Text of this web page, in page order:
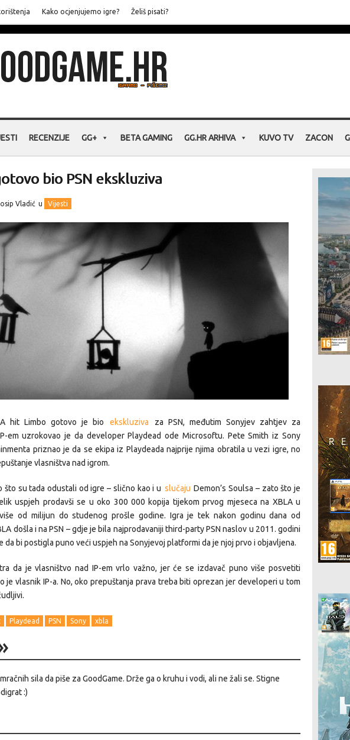
Kako ocjenjujemo igre? Želiš pisati?
RECENZIJE GG+ BETA GAMING GG.HR ARHIVA KUVO TV ZACON
bio PSN ekskluziva
Vladić u Vijesti
hit Limbo gotovo je bio ekskluziva
za PSN, međutim Sonyjev zahtjev za
em uzrokovao je da developer Playdead ode Microsoftu. Pete Smith iz Sony
priznao je da se ekipa iz Playdeada najprije njima obratila u vezi igre, no
vlasništva nad igrom.
što su tada odustali od igre – slično kao i u slučaju Demon’s Soulsa – zato što je
uspjeh prodavši se u oko 300 000 kopija tijekom prvog mjeseca na XBLA u
od milijun do studenog prošle godine. Igra je tek nakon godinu dana od
došla i na PSN – gdje je bila najprodavaniji third-party PSN naslov u 2011. godini
da bi postigla puno veći uspjeh na Sonyjevoj platformi da je njoj prvo i objavljena.
da je vlasništvo nad IP-em vrlo važno, jer će se izdavač puno više posvetiti
je vlasnik IP-a. No, oko prepuštanja prava treba biti oprezan jer developeri u tom
Playdead PSN Sony xbla
sila da piše za GoodGame. Drže ga o kruhu i vodi, ali ne žali se. Stigne
:)